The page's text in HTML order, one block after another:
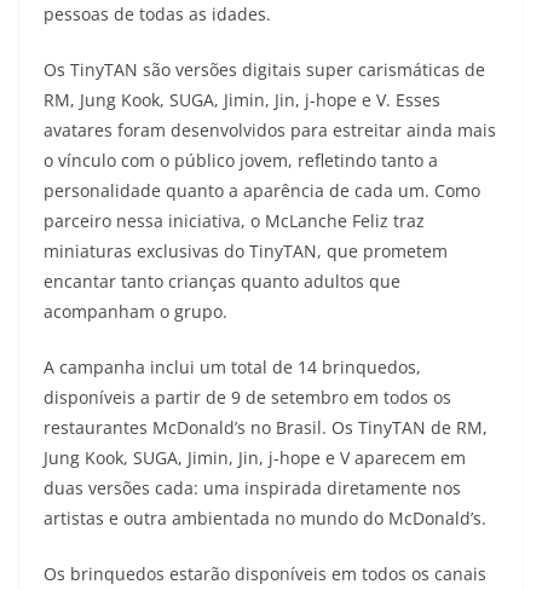
pessoas de todas as idades.
Os TinyTAN são versões digitais super carismáticas de
RM, Jung Kook, SUGA, Jimin, Jin, j-hope e V. Esses
avatares foram desenvolvidos para estreitar ainda mais
o vínculo com o público jovem, refletindo tanto a
personalidade quanto a aparência de cada um. Como
parceiro nessa iniciativa, o McLanche Feliz traz
miniaturas exclusivas do TinyTAN, que prometem
encantar tanto crianças quanto adultos que
acompanham o grupo.
A campanha inclui um total de 14 brinquedos,
disponíveis a partir de 9 de setembro em todos os
restaurantes McDonald’s no Brasil. Os TinyTAN de RM,
Jung Kook, SUGA, Jimin, Jin, j-hope e V aparecem em
duas versões cada: uma inspirada diretamente nos
artistas e outra ambientada no mundo do McDonald’s.
Os brinquedos estarão disponíveis em todos os canais